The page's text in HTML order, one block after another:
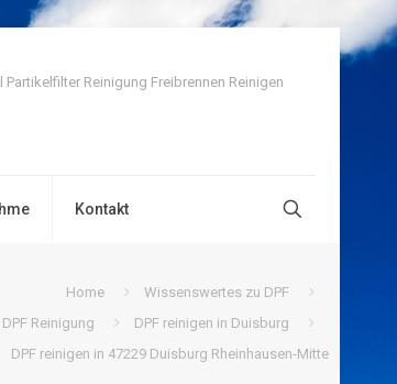
Kontakt
Partikelfilter Reinigung Freibrennen Reinigen
Home
Wissenswertes zu DPF
DPF Reinigung
DPF reinigen in Duisburg
DPF reinigen in 47229 Duisburg Rheinhausen-Mitte